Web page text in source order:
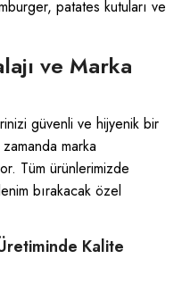
patates kutuları ve
ve Marka
güvenli ve hijyenik bir
zamanda marka
Tüm ürünlerimizde
bırakacak özel
Kalite